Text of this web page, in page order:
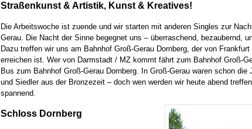
Straßenkunst & Artistik, Kunst & Kreatives!
Die Arbeitswoche ist zuende und wir starten mit anderen Singles zur
Gerau. Die Nacht der Sinne begegnet uns – überraschend, bezaubernd,
Dazu treffen wir uns am Bahnhof Groß-Gerau Dornberg, der von
erreichen ist. Wer von Darmstadt / MZ kommt fährt zum Bahnhof Groß-
Bus zum Bahnhof Groß-Gerau Dornberg. In Groß-Gerau waren schon die
und Siedler aus der Bronzezeit – doch wen werden wir heute abend
spannend.
Schloss Dornberg